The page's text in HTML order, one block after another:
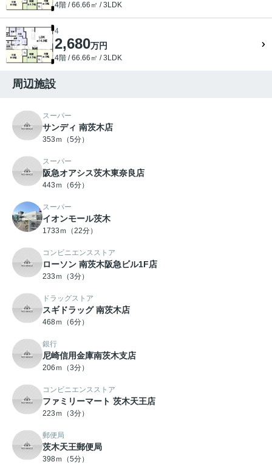
4階 / 66.66㎡ / 3LDK
4
2,680万円
4階 / 66.66㎡ / 3LDK
周辺施設
スーパー
サンディ 南茨木店
353ｍ（5分）
スーパー
阪急オアシス茨木東奈良店
443ｍ（6分）
スーパー
イオンモール茨木
1733ｍ（22分）
コンビニエンスストア
ローソン 南茨木阪急ビル1F店
233ｍ（3分）
ドラッグストア
スギドラッグ 南茨木店
468ｍ（6分）
銀行
尼崎信用金庫南茨木支店
206ｍ（3分）
コンビニエンスストア
ファミリーマート 茨木天王店
223ｍ（3分）
郵便局
茨木天王郵便局
398ｍ（5分）